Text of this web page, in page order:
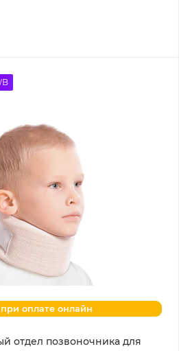
при оплате онлайн
отдел позвоночника для